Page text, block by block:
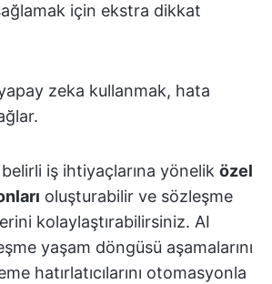
için ekstra dikkat
zeka kullanmak, hata
iş ihtiyaçlarına yönelik özel
oluşturabilir ve sözleşme
kolaylaştırabilirsiniz. AI
yaşam döngüsü aşamalarını
hatırlatıcılarını otomasyonla